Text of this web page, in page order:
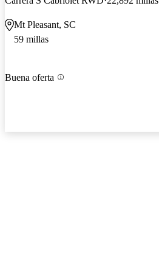
Mt Pleasant, SC
59 millas
Buena oferta